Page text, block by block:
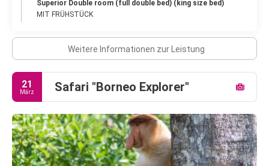
Superior Double room (full double bed) (king size bed)
MIT FRÜHSTÜCK
Weitere Informationen zur Leistung
21
März Safari "Borneo Explorer"